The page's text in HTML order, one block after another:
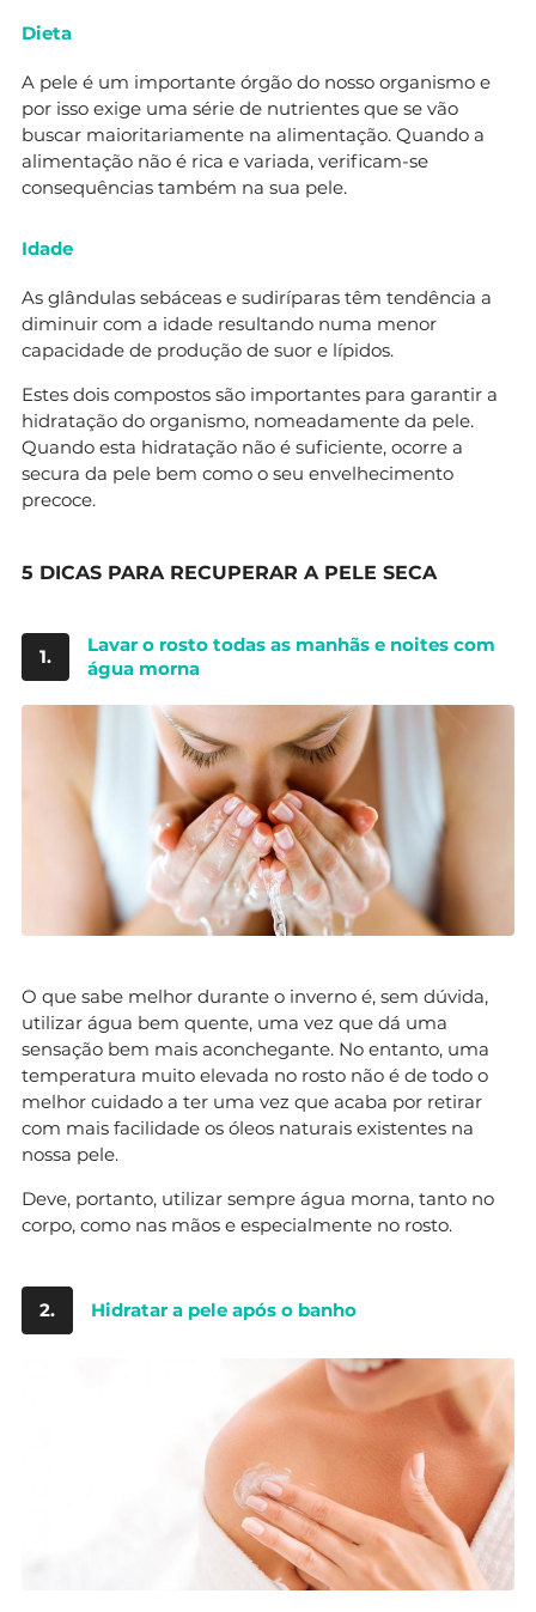
Dieta
A pele é um importante órgão do nosso organismo e
por isso exige uma série de nutrientes que se vão
buscar maioritariamente na alimentação. Quando a
alimentação não é rica e variada, verificam-se
consequências também na sua pele.
Idade
As glândulas sebáceas e sudiríparas têm tendência a
diminuir com a idade resultando numa menor
capacidade de produção de suor e lípidos.
Estes dois compostos são importantes para garantir a
hidratação do organismo, nomeadamente da pele.
Quando esta hidratação não é suficiente, ocorre a
secura da pele bem como o seu envelhecimento
precoce.
5 DICAS PARA RECUPERAR A PELE SECA
1.
Lavar o rosto todas as manhãs e noites com
água morna
O que sabe melhor durante o inverno é, sem dúvida,
utilizar água bem quente, uma vez que dá uma
sensação bem mais aconchegante. No entanto, uma
temperatura muito elevada no rosto não é de todo o
melhor cuidado a ter uma vez que acaba por retirar
com mais facilidade os óleos naturais existentes na
nossa pele.
Deve, portanto, utilizar sempre água morna, tanto no
corpo, como nas mãos e especialmente no rosto.
2. Hidratar a pele após o banho